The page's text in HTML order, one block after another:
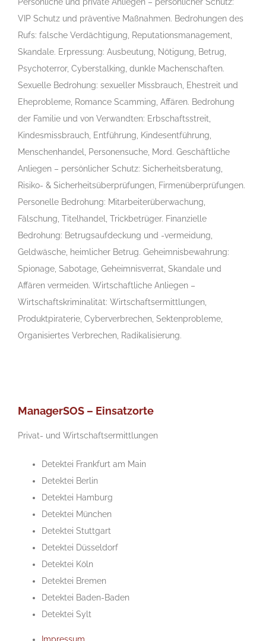
VIP Schutz und präventive Maßnahmen. Bedrohungen des
Rufs: falsche Verdächtigung, Reputationsmanagement,
Skandale. Erpressung: Ausbeutung, Nötigung, Betrug,
Psychoterror, Cyberstalking, dunkle Machenschaften.
Sexuelle Bedrohung: sexueller Missbrauch, Ehestreit und
Eheprobleme, Romance Scamming, Affären. Bedrohung
der Familie und von Verwandten: Erbschaftsstreit,
Kindesmissbrauch, Entführung, Kindesentführung,
Menschenhandel, Personensuche, Mord. Geschäftliche
Anliegen – persönlicher Schutz: Sicherheitsberatung,
Risiko- & Sicherheitsüberprüfungen, Firmenüberprüfungen.
Personelle Bedrohung: Mitarbeiterüberwachung,
Fälschung, Titelhandel, Trickbetrüger. Finanzielle
Bedrohung: Betrugsaufdeckung und -vermeidung,
Geldwäsche, heimlicher Betrug. Geheimnisbewahrung:
Spionage, Sabotage, Geheimnisverrat, Skandale und
Affären vermeiden. Wirtschaftliche Anliegen –
Wirtschaftskriminalität: Wirtschaftsermittlungen,
Produktpiraterie, Cyberverbrechen, Sektenprobleme,
Organisiertes Verbrechen, Radikalisierung.
ManagerSOS – Einsatzorte
Privat- und Wirtschaftsermittlungen
Detektei Frankfurt am Main
Detektei Berlin
Detektei Hamburg
Detektei München
Detektei Stuttgart
Detektei Düsseldorf
Detektei Köln
Detektei Bremen
Detektei Baden-Baden
Detektei Sylt